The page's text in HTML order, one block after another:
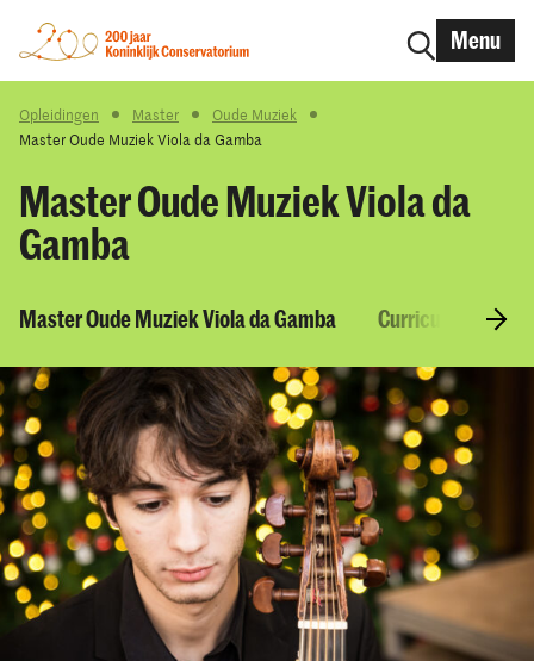
Menu
Opleidingen Master
Oude Muziek
Master Oude Muziek Viola da Gamba
Master Oude Muziek Viola da
Gamba
Master Oude Muziek Viola da Gamba Curriculum &